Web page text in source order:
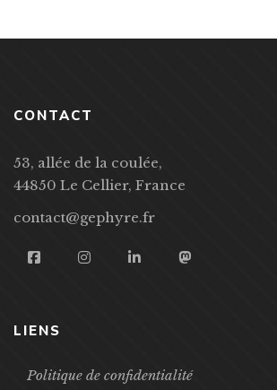
CONTACT
53, allée de la coulée,
44850 Le Cellier, France
contact@gephyre.fr
LIENS
Politique de confidentialité